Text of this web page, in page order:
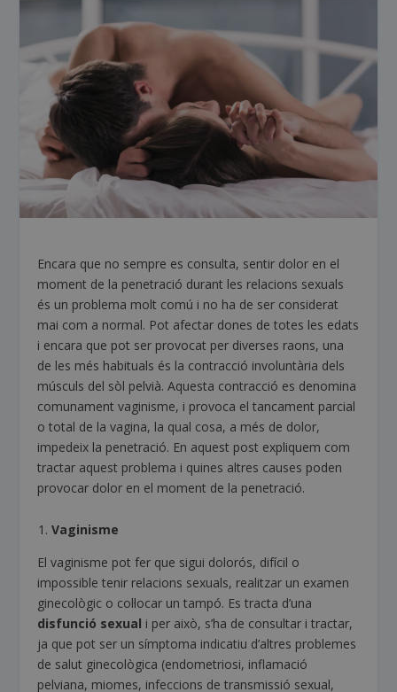
Encara que no sempre es consulta, sentir dolor en el
moment de la penetració durant les relacions sexuals
és un problema molt comú i no ha de ser considerat
mai com a normal. Pot afectar dones de totes les edats
i encara que pot ser provocat per diverses raons, una
de les més habituals és la contracció involuntària dels
músculs del sòl pelvià. Aquesta contracció es denomina
comunament vaginisme, i provoca el tancament parcial
o total de la vagina, la qual cosa, a més de dolor,
impedeix la penetració. En aquest post expliquem com
tractar aquest problema i quines altres causes poden
provocar dolor en el moment de la penetració.
Vaginisme
El vaginisme pot fer que sigui dolorós, difícil o
impossible tenir relacions sexuals, realitzar un examen
ginecològic o col·locar un tampó. Es tracta d’una
disfunció sexual i per això, s’ha de consultar i tractar,
ja que pot ser un símptoma indicatiu d’altres problemes
de salut ginecològica (endometriosi, inflamació
pelviana, miomes, infeccions de transmissió sexual,